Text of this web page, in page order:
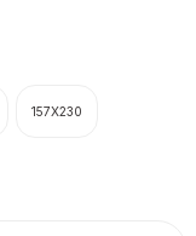
157X230